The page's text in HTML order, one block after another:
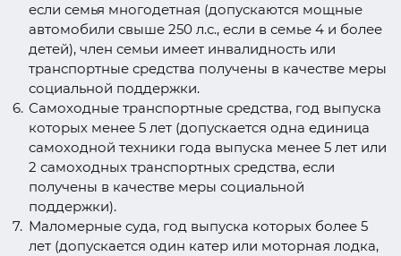
если семья многодетная (допускаются мощные
автомобили свыше 250 л.с., если в семье 4 и более
детей), член семьи имеет инвалидность или
транспортные средства получены в качестве меры
социальной поддержки.
Самоходные транспортные средства, год выпуска
которых менее 5 лет (допускается одна единица
самоходной техники года выпуска менее 5 лет или
2 самоходных транспортных средства, если
получены в качестве меры социальной
поддержки).
Маломерные суда, год выпуска которых более 5
лет (допускается один катер или моторная лодка,